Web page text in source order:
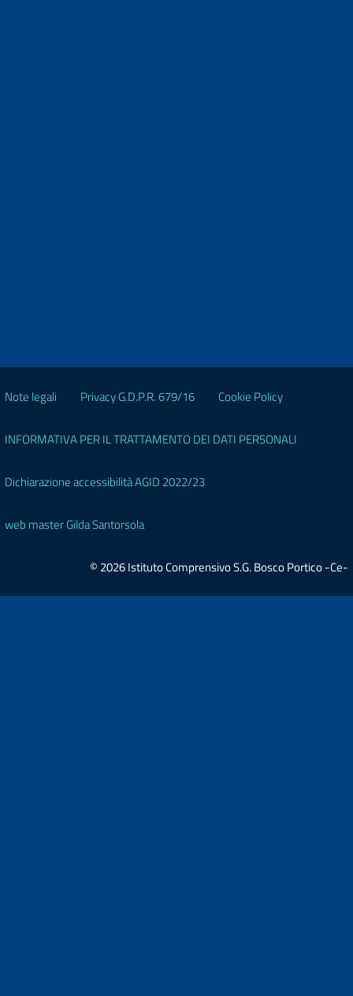
Note legali Privacy G.D.P.R. 679/16 Cookie Policy
INFORMATIVA PER IL TRATTAMENTO DEI DATI PERSONALI
Dichiarazione accessibilità AGID 2022/23
web master Gilda Santorsola
© 2026 Istituto Comprensivo S.G. Bosco Portico -Ce-